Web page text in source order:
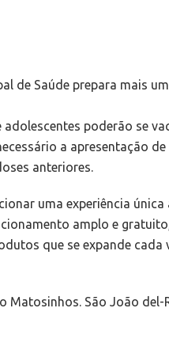
de Saúde prepara mais
poderão se
a apresentação
anteriores.
uma experiência única
amplo e
que se expande cada
Matosinhos. São João del-